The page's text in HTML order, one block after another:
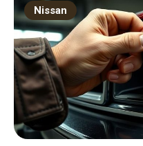
Nissan